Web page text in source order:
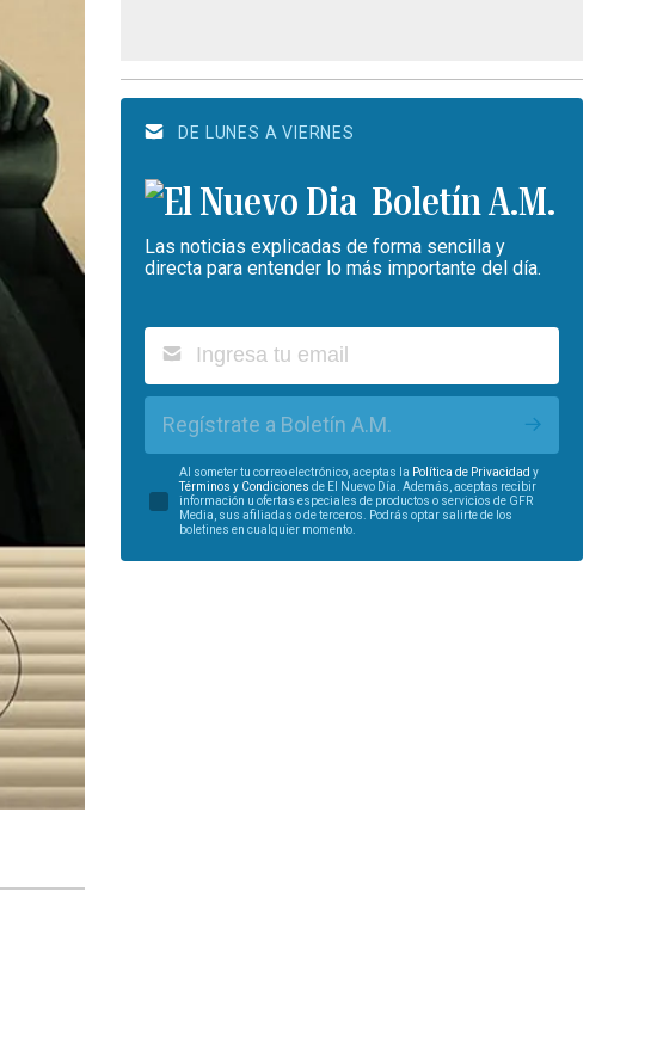
DE LUNES A VIERNES
Boletín A.M.
Las noticias explicadas de forma sencilla y
directa para entender lo más importante del día.
Regístrate a Boletín A.M.
Al someter tu correo electrónico, aceptas la Política de Privacidad y
Términos y Condiciones de El Nuevo Día. Además, aceptas recibir
información u ofertas especiales de productos o servicios de GFR
Media, sus afiliadas o de terceros. Podrás optar salirte de los
boletines en cualquier momento.